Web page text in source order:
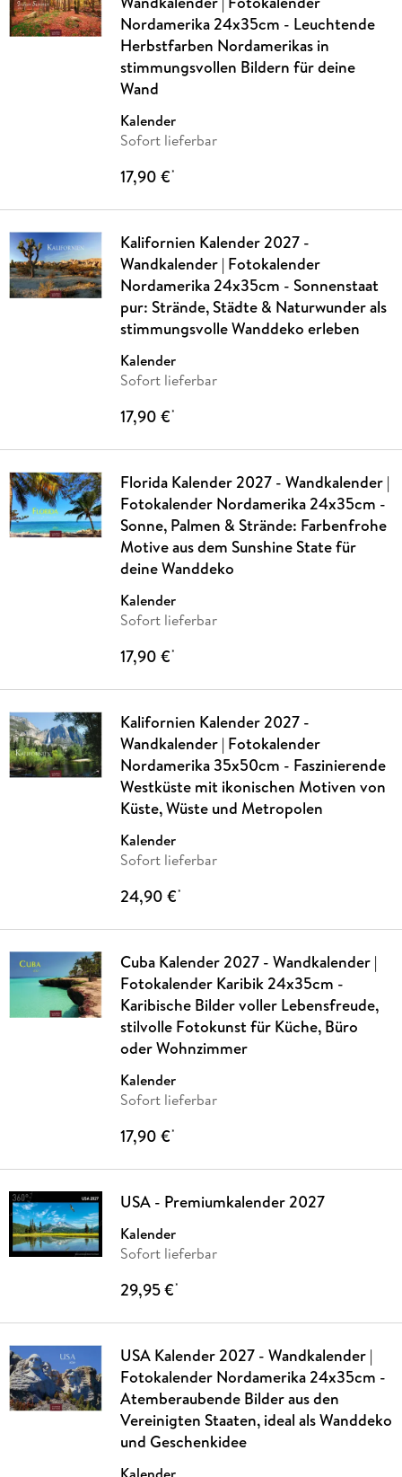
Nordamerika 24x35cm - Leuchtende
Herbstfarben Nordamerikas in
stimmungsvollen Bildern für deine
Wand
Kalender
Sofort lieferbar
17,90 €*
Kalifornien Kalender 2027 -
Wandkalender | Fotokalender
Nordamerika 24x35cm - Sonnenstaat
pur: Strände, Städte & Naturwunder als
stimmungsvolle Wanddeko erleben
Kalender
Sofort lieferbar
17,90 €*
Florida Kalender 2027 - Wandkalender |
Fotokalender Nordamerika 24x35cm -
Sonne, Palmen & Strände: Farbenfrohe
Motive aus dem Sunshine State für
deine Wanddeko
Kalender
Sofort lieferbar
17,90 €*
Kalifornien Kalender 2027 -
Wandkalender | Fotokalender
Nordamerika 35x50cm - Faszinierende
Westküste mit ikonischen Motiven von
Küste, Wüste und Metropolen
Kalender
Sofort lieferbar
24,90 €*
Cuba Kalender 2027 - Wandkalender |
Fotokalender Karibik 24x35cm -
Karibische Bilder voller Lebensfreude,
stilvolle Fotokunst für Küche, Büro
oder Wohnzimmer
Kalender
Sofort lieferbar
17,90 €*
USA - Premiumkalender 2027
Kalender
Sofort lieferbar
29,95 €*
USA Kalender 2027 - Wandkalender |
Fotokalender Nordamerika 24x35cm -
Atemberaubende Bilder aus den
Vereinigten Staaten, ideal als Wanddeko
und Geschenkidee